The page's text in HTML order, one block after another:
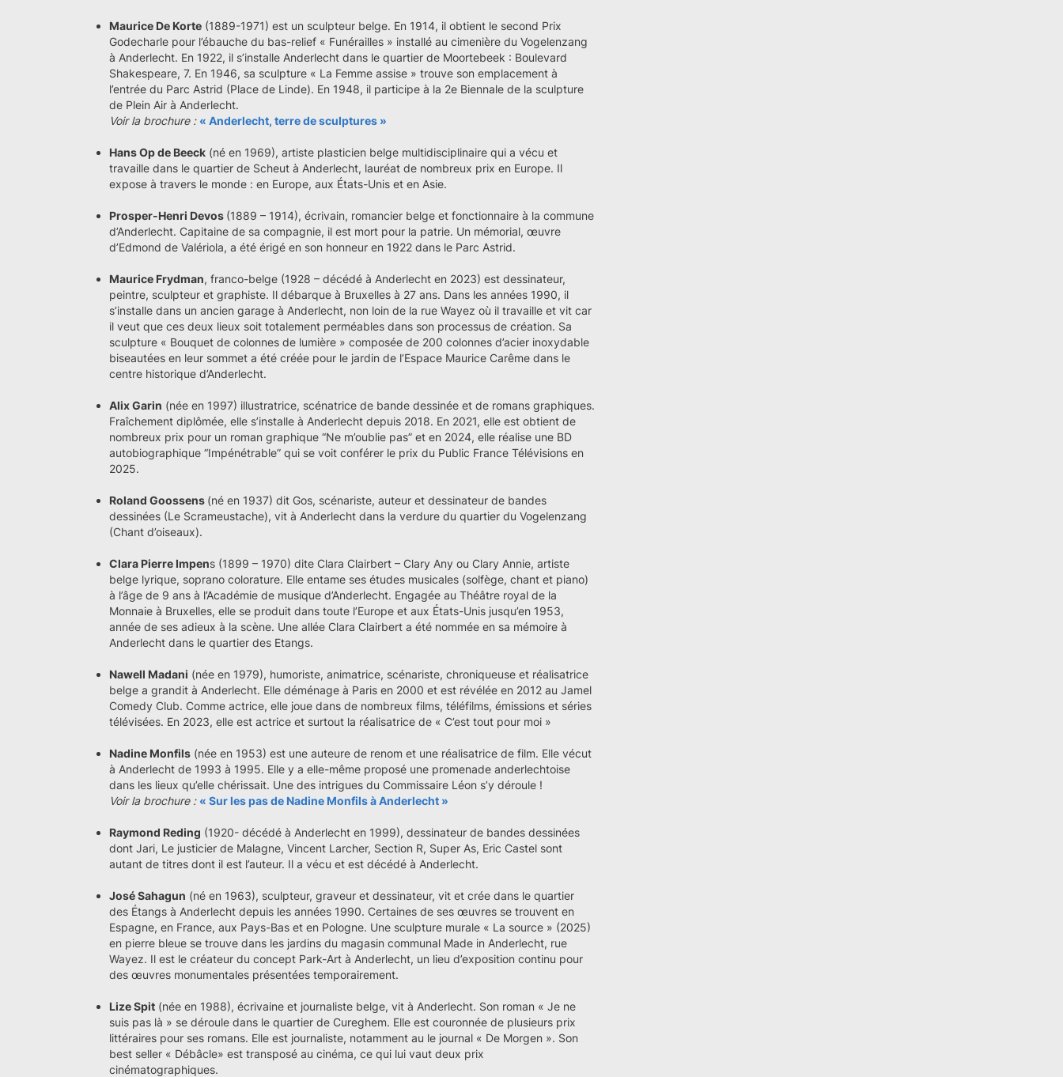
Maurice De Korte (1889-1971) est un sculpteur belge. En 1914, il obtient le second Prix
Godecharle pour l’ébauche du bas-relief « Funérailles » installé au cimenière du Vogelenzang
à Anderlecht. En 1922, il s’installe Anderlecht dans le quartier de Moortebeek : Boulevard
Shakespeare, 7. En 1946, sa sculpture « La Femme assise » trouve son emplacement à
l’entrée du Parc Astrid (Place de Linde). En 1948, il participe à la 2e Biennale de la sculpture
de Plein Air à Anderlecht.
Voir la brochure : « Anderlecht, terre de sculptures »
Hans Op de Beeck (né en 1969), artiste plasticien belge multidisciplinaire qui a vécu et
travaille dans le quartier de Scheut à Anderlecht, lauréat de nombreux prix en Europe. Il
expose à travers le monde : en Europe, aux États-Unis et en Asie.
Prosper-Henri Devos (1889 – 1914), écrivain, romancier belge et fonctionnaire à la commune
d’Anderlecht. Capitaine de sa compagnie, il est mort pour la patrie. Un mémorial, œuvre
d’Edmond de Valériola, a été érigé en son honneur en 1922 dans le Parc Astrid.
Maurice Frydman, franco-belge (1928 – décédé à Anderlecht en 2023) est dessinateur,
peintre, sculpteur et graphiste. Il débarque à Bruxelles à 27 ans. Dans les années 1990, il
s’installe dans un ancien garage à Anderlecht, non loin de la rue Wayez où il travaille et vit car
il veut que ces deux lieux soit totalement perméables dans son processus de création. Sa
sculpture « Bouquet de colonnes de lumière » composée de 200 colonnes d’acier inoxydable
biseautées en leur sommet a été créée pour le jardin de l’Espace Maurice Carême dans le
centre historique d’Anderlecht.
Alix Garin (née en 1997) illustratrice, scénatrice de bande dessinée et de romans graphiques.
Fraîchement diplômée, elle s’installe à Anderlecht depuis 2018. En 2021, elle est obtient de
nombreux prix pour un roman graphique “Ne m’oublie pas” et en 2024, elle réalise une BD
autobiographique “Impénétrable” qui se voit conférer le prix du Public France Télévisions en
2025.
Roland Goossens (né en 1937) dit Gos, scénariste, auteur et dessinateur de bandes
dessinées (Le Scrameustache), vit à Anderlecht dans la verdure du quartier du Vogelenzang
(Chant d’oiseaux).
Clara Pierre Impens (1899 – 1970) dite Clara Clairbert – Clary Any ou Clary Annie, artiste
belge lyrique, soprano colorature. Elle entame ses études musicales (solfège, chant et piano)
à l’âge de 9 ans à l’Académie de musique d’Anderlecht. Engagée au Théâtre royal de la
Monnaie à Bruxelles, elle se produit dans toute l’Europe et aux États-Unis jusqu’en 1953,
année de ses adieux à la scène. Une allée Clara Clairbert a été nommée en sa mémoire à
Anderlecht dans le quartier des Etangs.
Nawell Madani (née en 1979), humoriste, animatrice, scénariste, chroniqueuse et réalisatrice
belge a grandit à Anderlecht. Elle déménage à Paris en 2000 et est révélée en 2012 au Jamel
Comedy Club. Comme actrice, elle joue dans de nombreux films, téléfilms, émissions et séries
télévisées. En 2023, elle est actrice et surtout la réalisatrice de « C’est tout pour moi »
Nadine Monfils (née en 1953) est une auteure de renom et une réalisatrice de film. Elle vécut
à Anderlecht de 1993 à 1995. Elle y a elle-même proposé une promenade anderlechtoise
dans les lieux qu’elle chérissait. Une des intrigues du Commissaire Léon s’y déroule !
Voir la brochure : « Sur les pas de Nadine Monfils à Anderlecht »
Raymond Reding (1920- décédé à Anderlecht en 1999), dessinateur de bandes dessinées
dont Jari, Le justicier de Malagne, Vincent Larcher, Section R, Super As, Eric Castel sont
autant de titres dont il est l’auteur. Il a vécu et est décédé à Anderlecht.
José Sahagun (né en 1963), sculpteur, graveur et dessinateur, vit et crée dans le quartier
des Étangs à Anderlecht depuis les années 1990. Certaines de ses œuvres se trouvent en
Espagne, en France, aux Pays-Bas et en Pologne. Une sculpture murale « La source » (2025)
en pierre bleue se trouve dans les jardins du magasin communal Made in Anderlecht, rue
Wayez. Il est le créateur du concept Park-Art à Anderlecht, un lieu d’exposition continu pour
des œuvres monumentales présentées temporairement.
Lize Spit (née en 1988), écrivaine et journaliste belge, vit à Anderlecht. Son roman « Je ne
suis pas là » se déroule dans le quartier de Cureghem. Elle est couronnée de plusieurs prix
littéraires pour ses romans. Elle est journaliste, notamment au le journal « De Morgen ». Son
best seller « Débâcle» est transposé au cinéma, ce qui lui vaut deux prix
cinématographiques.